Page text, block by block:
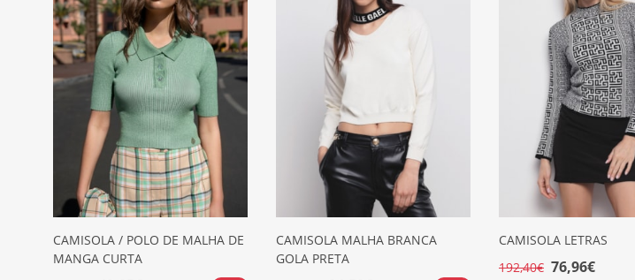
CAMISOLA / POLO DE MALHA DE
MANGA CURTA
CAMISOLA MALHA BRANCA
GOLA PRETA
CAMISOLA LETRAS
192,40€ 76,96€